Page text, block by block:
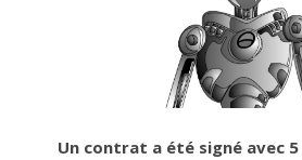
Un contrat a été signé avec 5